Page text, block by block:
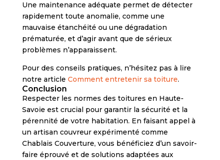
Une maintenance adéquate permet de détecter
rapidement toute anomalie, comme une
mauvaise étanchéité ou une dégradation
prématurée, et d’agir avant que de sérieux
problèmes n’apparaissent.
Pour des conseils pratiques, n’hésitez pas à lire
notre article Comment entretenir sa toiture.
Conclusion
Respecter les normes des toitures en Haute-
Savoie est crucial pour garantir la sécurité et la
pérennité de votre habitation. En faisant appel à
un artisan couvreur expérimenté comme
Chablais Couverture, vous bénéficiez d’un savoir-
faire éprouvé et de solutions adaptées aux